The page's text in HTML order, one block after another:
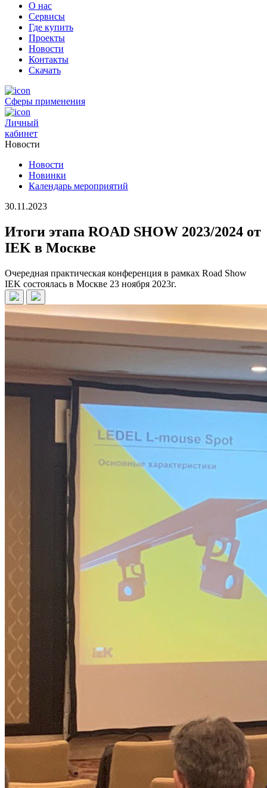
О нас
Сервисы
Где купить
Проекты
Новости
Контакты
Скачать
Сферы применения
Личный
кабинет
Новости
Новости
Новинки
Календарь мероприятий
30.11.2023
Итоги этапа ROAD SHOW 2023/2024 от
IEK в Москве
Очередная практическая конференция в рамках Road Show
IEK состоялась в Москве 23 ноября 2023г.